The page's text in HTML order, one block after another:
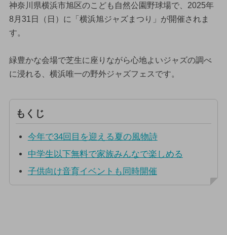
神奈川県横浜市旭区のこども自然公園野球場で、2025年
8月31日（日）に「横浜旭ジャズまつり」が開催されま
す。
緑豊かな会場で芝生に座りながら心地よいジャズの調べ
に浸れる、横浜唯一の野外ジャズフェスです。
もくじ
今年で34回目を迎える夏の風物詩
中学生以下無料で家族みんなで楽しめる
子供向け音育イベントも同時開催